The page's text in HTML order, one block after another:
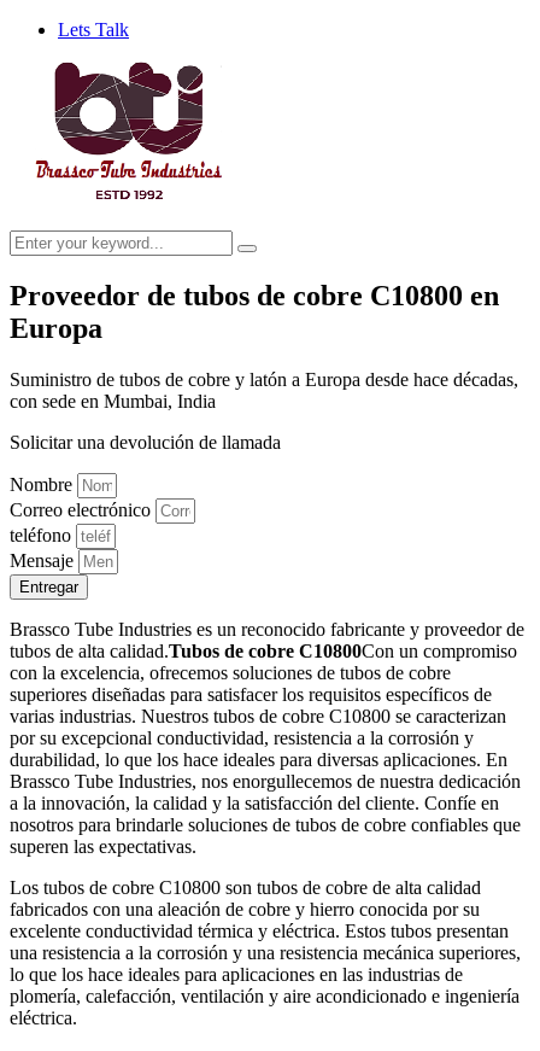
Lets Talk
Proveedor de tubos de cobre C10800 en
Europa
Suministro de tubos de cobre y latón a Europa desde hace décadas,
con sede en Mumbai, India
Solicitar una devolución de llamada
Nombre
Correo electrónico
teléfono
Mensaje
Entregar
Brassco Tube Industries es un reconocido fabricante y proveedor de
tubos de alta calidad.Tubos de cobre C10800Con un compromiso
con la excelencia, ofrecemos soluciones de tubos de cobre
superiores diseñadas para satisfacer los requisitos específicos de
varias industrias. Nuestros tubos de cobre C10800 se caracterizan
por su excepcional conductividad, resistencia a la corrosión y
durabilidad, lo que los hace ideales para diversas aplicaciones. En
Brassco Tube Industries, nos enorgullecemos de nuestra dedicación
a la innovación, la calidad y la satisfacción del cliente. Confíe en
nosotros para brindarle soluciones de tubos de cobre confiables que
superen las expectativas.
Los tubos de cobre C10800 son tubos de cobre de alta calidad
fabricados con una aleación de cobre y hierro conocida por su
excelente conductividad térmica y eléctrica. Estos tubos presentan
una resistencia a la corrosión y una resistencia mecánica superiores,
lo que los hace ideales para aplicaciones en las industrias de
plomería, calefacción, ventilación y aire acondicionado e ingeniería
eléctrica.